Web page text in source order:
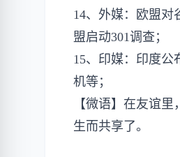
14、外媒：欧盟对
盟启动301调查；
15、印媒：印度公
机等；
【微语】在友谊
生而共享了。